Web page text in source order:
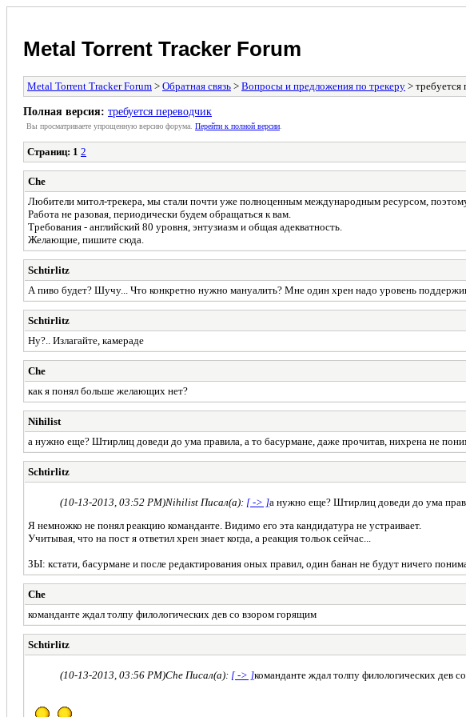
Metal Torrent Tracker Forum
Metal Torrent Tracker Forum > Обратная связь > Вопросы и предложения по трекеру > требуется
Полная версия: требуется переводчик
Вы просматриваете yпpощеннyю веpсию форума. Пеpейти к полной веpсии
Страниц: 1 2
Che
Любители митол-трекера, мы стали почти уже полноценным международным ресурсом,
Работа не разовая, периодически будем обращаться к вам.
Требования - английский 80 уровня, энтузиазм и общая адекватность.
Желающие, пишите сюда.
Schtirlitz
А пиво будет? Шучу... Что конкретно нужно мануалить? Мне один хрен надо уровень
Schtirlitz
Ну?.. Излагайте, камераде
Che
как я понял больше желающих нет?
Nihilist
а нужно еще? Штирлиц доведи до ума правила, а то басурмане, даже прочитав, нихрена не
Schtirlitz
(10-13-2013, 03:52 PM)Nihilist Писал(а): [ -> ]а нужно еще? Штирлиц доведи до ума
Я немножко не понял реакцию команданте. Видимо его эта кандидатура не устраивает.
Учитывая, что на пост я ответил хрен знает когда, а реакция тольок сейчас...
ЗЫ: кстати, басурмане и после редактирования оных правил, один банан не будут ничего
Che
команданте ждал толпу филологических дев со взором горящим
Schtirlitz
(10-13-2013, 03:56 PM)Che Писал(а): [ -> ]команданте ждал толпу филологических дев